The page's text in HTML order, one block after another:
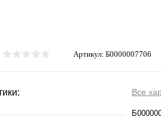
Артикул: Б0000007706
Все